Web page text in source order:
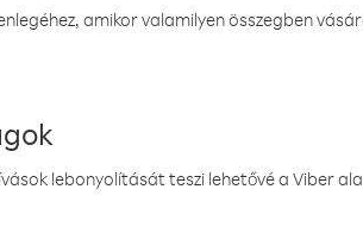
amikor valamilyen összegben
lebonyolítását teszi lehetővé a Viber